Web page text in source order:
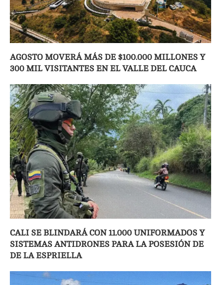
AGOSTO MOVERÁ MÁS DE $100.000 MILLONES Y
300 MIL VISITANTES EN EL VALLE DEL CAUCA
CALI SE BLINDARÁ CON 11.000 UNIFORMADOS Y
SISTEMAS ANTIDRONES PARA LA POSESIÓN DE
DE LA ESPRIELLA